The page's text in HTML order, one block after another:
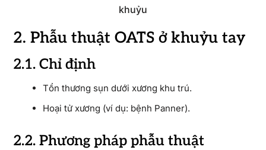
khuỷu
2. Phẫu thuật OATS ở khuỷu tay
2.1. Chỉ định
Tổn thương sụn dưới xương khu trú.
Hoại tử xương (ví dụ: bệnh Panner).
2.2. Phương pháp phẫu thuật